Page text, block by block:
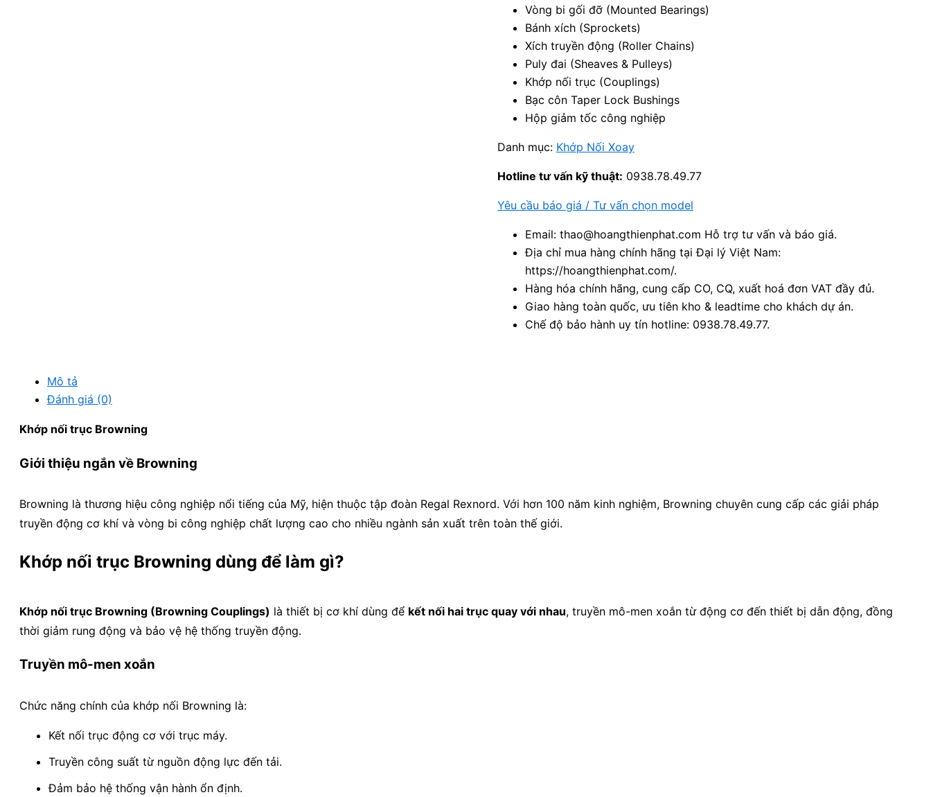
Vòng bi gối đỡ (Mounted Bearings)
Bánh xích (Sprockets)
Xích truyền động (Roller Chains)
Puly đai (Sheaves & Pulleys)
Khớp nối trục (Couplings)
Bạc côn Taper Lock Bushings
Hộp giảm tốc công nghiệp
Danh mục: Khớp Nối Xoay
Hotline tư vấn kỹ thuật: 0938.78.49.77
Yêu cầu báo giá / Tư vấn chọn model
Email: thao@hoangthienphat.com Hỗ trợ tư vấn và báo giá.
Địa chỉ mua hàng chính hãng tại Đại lý Việt Nam:
https://hoangthienphat.com/.
Hàng hóa chính hãng, cung cấp CO, CQ, xuất hoá đơn VAT đầy đủ.
Giao hàng toàn quốc, ưu tiên kho & leadtime cho khách dự án.
Chế độ bảo hành uy tín hotline: 0938.78.49.77.
Mô tả
Đánh giá (0)
Khớp nối trục Browning
Giới thiệu ngắn về Browning
Browning là thương hiệu công nghiệp nổi tiếng của Mỹ, hiện thuộc tập đoàn Regal Rexnord. Với hơn 100 năm kinh nghiệm, Browning chuyên cung cấp các giải pháp
truyền động cơ khí và vòng bi công nghiệp chất lượng cao cho nhiều ngành sản xuất trên toàn thế giới.
Khớp nối trục Browning dùng để làm gì?
Khớp nối trục Browning (Browning Couplings) là thiết bị cơ khí dùng để kết nối hai trục quay với nhau, truyền mô-men xoắn từ động cơ đến thiết bị dẫn động, đồng
thời giảm rung động và bảo vệ hệ thống truyền động.
Truyền mô-men xoắn
Chức năng chính của khớp nối Browning là:
Kết nối trục động cơ với trục máy.
Truyền công suất từ nguồn động lực đến tải.
Đảm bảo hệ thống vận hành ổn định.